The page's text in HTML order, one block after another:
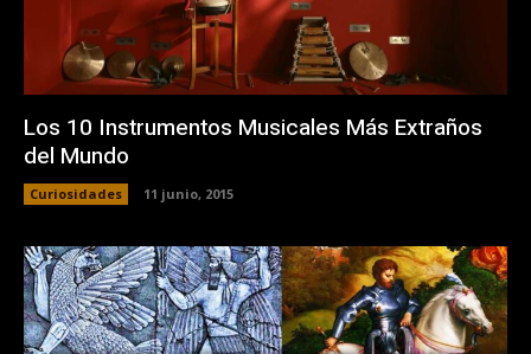
Los 10 Instrumentos Musicales Más Extraños
del Mundo
Curiosidades 11 junio, 2015